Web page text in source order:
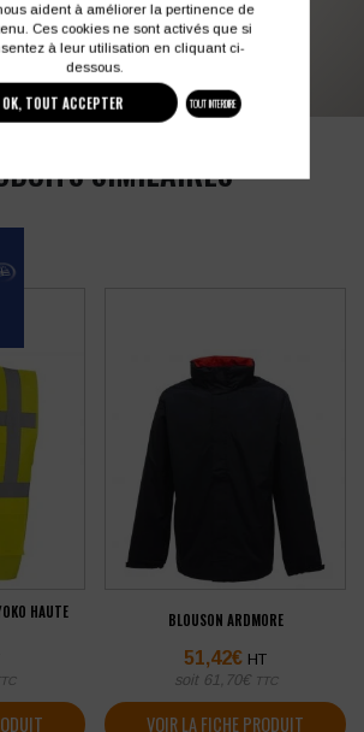
87 86 contact@colbleu.fr
SIMILAIRES
HAUTE
BLOUSON ARDMORE
51,42€ HT
soit 61,70€ TTC
VOIR LA FICHE PRODUIT
aident à améliorer la pertinence de
Ces cookies ne sont activés que si
à leur utilisation en cliquant ci-
dessous.
OK, TOUT ACCEPTER TOUT INTERDIRE